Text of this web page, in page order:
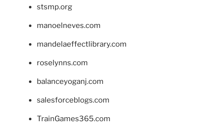
stsmp.org
manoelneves.com
mandelaeffectlibrary.com
roselynns.com
balanceyoganj.com
salesforceblogs.com
TrainGames365.com